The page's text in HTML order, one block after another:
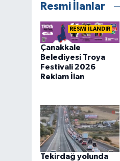
Resmi İlanlar
RESMİ İLANDIR
Çanakkale
Belediyesi Troya
Festivali 2026
Reklam İlan
Tekirdağ yolunda